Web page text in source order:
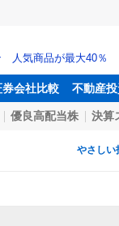
人気商品が最大40％
券会社比較 不動産
優良高配当株 決算
やさしい